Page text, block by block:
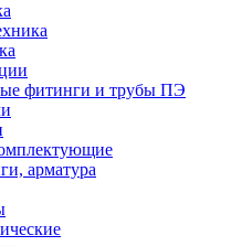
фитинги и трубы ПЭ
арматура